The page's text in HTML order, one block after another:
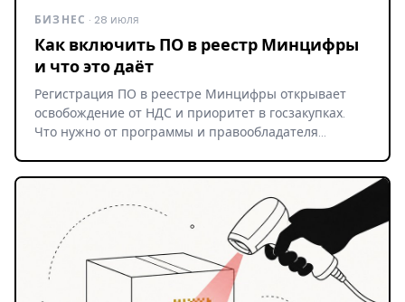
БИЗНЕС · 28 июля
Как включить ПО в реестр Минцифры
и что это даёт
Регистрация ПО в реестре Минцифры открывает
освобождение от НДС и приоритет в госзакупках.
Что нужно от программы и правообладателя…